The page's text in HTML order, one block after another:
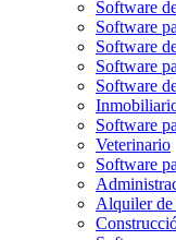
Software
Software
Software
Software
Software
Software
Veterinario
Software
Alquiler de